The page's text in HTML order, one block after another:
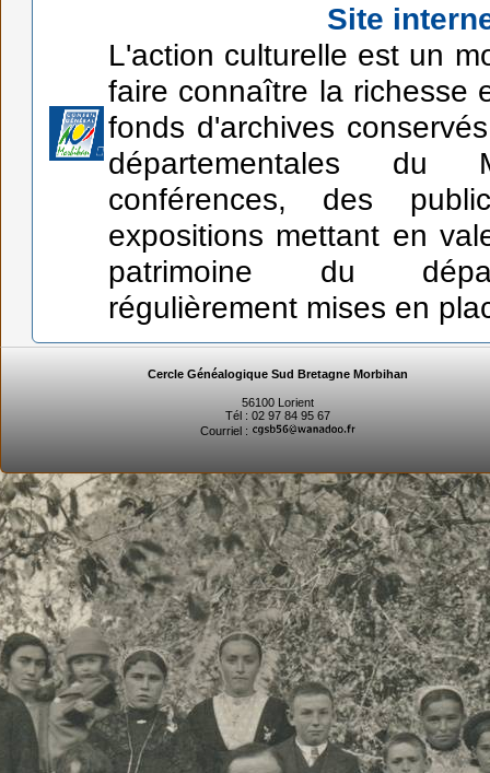
Site
L'action culturelle est un
faire connaître la richesse
fonds d'archives
départementales du
conférences, des
expositions mettant en
patrimoine du
régulièrement mises en
Cercle Généalogique Sud Bretagne Morbihan
56100 Lorient
Tél : 02 97 84 95 67
Courriel :